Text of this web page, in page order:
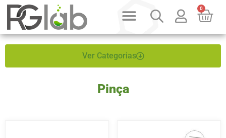
0
Ver Categorias
Pinça